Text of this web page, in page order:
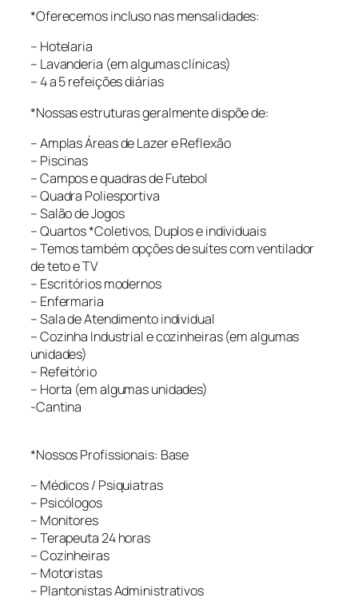
*Oferecemos incluso nas mensalidades:
– Hotelaria
– Lavanderia (em algumas clínicas)
– 4 a 5 refeições diárias
*Nossas estruturas geralmente dispõe de:
– Amplas Áreas de Lazer e Reflexão
– Piscinas
– Campos e quadras de Futebol
– Quadra Poliesportiva
– Salão de Jogos
– Quartos *Coletivos, Duplos e individuais
– Temos também opções de suítes com ventilador
de teto e TV
– Escritórios modernos
– Enfermaria
– Sala de Atendimento individual
– Cozinha Industrial e cozinheiras (em algumas
unidades)
– Refeitório
– Horta (em algumas unidades)
-Cantina
*Nossos Profissionais: Base
– Médicos / Psiquiatras
– Psicólogos
– Monitores
– Terapeuta 24 horas
– Cozinheiras
– Motoristas
– Plantonistas Administrativos